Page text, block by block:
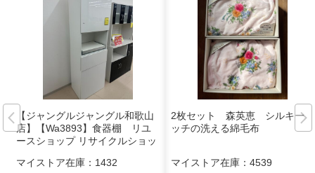
【ジャングルジャングル和歌山
店】【Wa3893】食器棚 リユ
ースショップ リサイクルショッ
車 古着 冷蔵庫 洗濯機 エアコン
マイストア在庫： 1432
2枚セット 森英恵 シルキータ
ッチの洗える綿毛布
マイストア在庫： 4539